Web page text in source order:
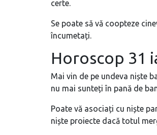
certe.
Se poate să vă coopteze
încumetați.
Horoscop 31
Mai vin de pe undeva niște
nu mai sunteți în pană de
Poate vă asociați cu niște
niște proiecte dacă totul